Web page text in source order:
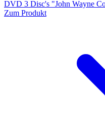
DVD 3 Disc's "John Wayne
Zum Produkt